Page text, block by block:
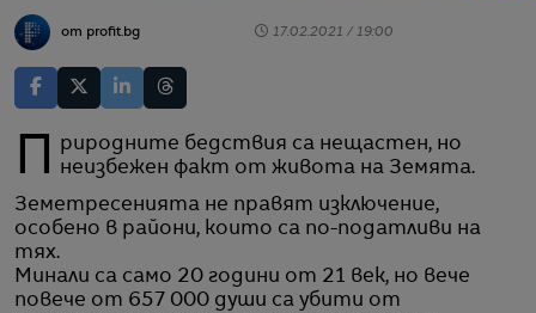
от profit.bg 17.02.2021 / 19:00
Природните бедствия са нещастен, но
неизбежен факт от живота на Земята.
Земетресенията не правят изключение,
особено в райони, които са по-податливи на
тях.
Минали са само 20 години от 21 век, но вече
повече от 657 000 души са убити от